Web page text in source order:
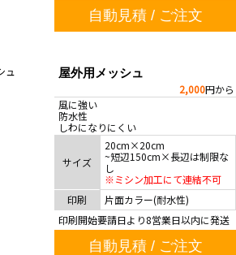
自動見積 / ご注文
屋外用メッシュ
2,000円から
風に強い
防水性
しわになりにくい
サイズ
20cm×20cm
~短辺150cm×長辺は制限な
し
※ミシン加工にて連結不可
印刷
片面カラー(耐水性)
印刷開始要請日より8営業日以内に発送
自動見積 / ご注文